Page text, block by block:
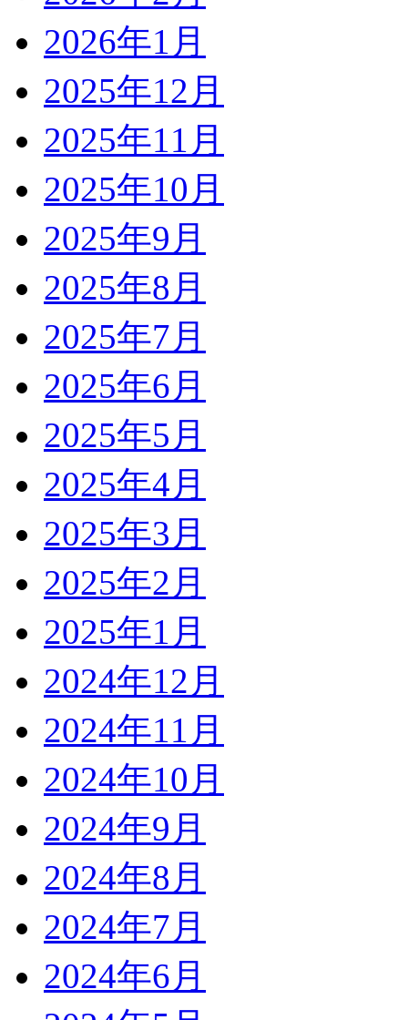
2026年1月
2025年12月
2025年11月
2025年10月
2025年9月
2025年8月
2025年7月
2025年6月
2025年5月
2025年4月
2025年3月
2025年2月
2025年1月
2024年12月
2024年11月
2024年10月
2024年9月
2024年8月
2024年7月
2024年6月